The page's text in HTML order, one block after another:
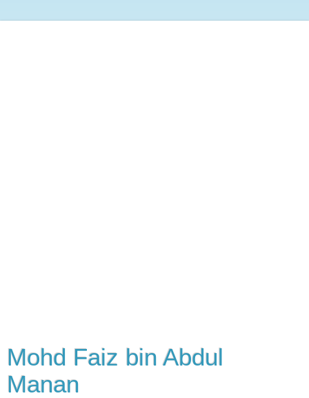
Mohd Faiz bin Abdul
Manan